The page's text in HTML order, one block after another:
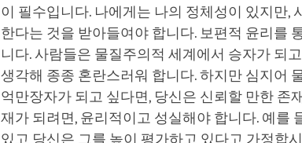
이 필수입니다. 나에게는 나의 정체성이 있지만,
한다는 것을 받아들여야 합니다. 보편적 윤리를
니다. 사람들은 물질주의적 세계에서 승자가 되
생각해 종종 혼란스러워 합니다. 하지만 심지어
억만장자가 되고 싶다면, 당신은 신뢰할 만한 존
재가 되려면, 윤리적이고 성실해야 합니다. 예를
있고 당신은 그를 높이 평가하고 있다고 가정합